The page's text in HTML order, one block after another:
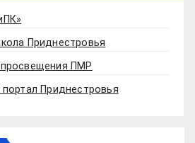
Приднестровья
ПМР
портал Приднестровья